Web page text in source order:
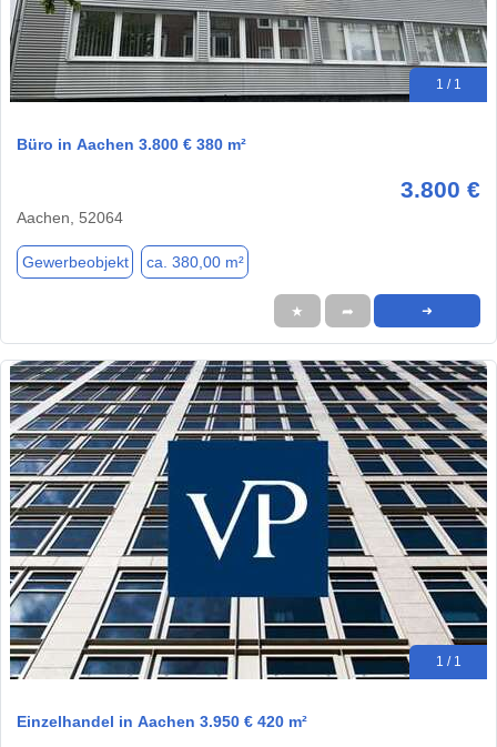
1 / 1
Büro in Aachen 3.800 € 380 m²
3.800 €
Aachen, 52064
Gewerbeobjekt ca. 380,00 m²
★ ➦ ➜
1 / 1
Einzelhandel in Aachen 3.950 € 420 m²